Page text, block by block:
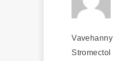
Vavehanny
Stromectol